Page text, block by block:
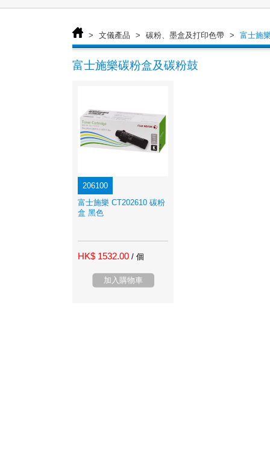
> 文儀產品 > 碳粉、墨盒及打印色帶 > 富士施
富士施樂碳粉盒及碳粉鼓
206100
富士施樂 CT202610 碳粉
盒 黑色
HK$ 1532.00 / 個
加入購物車